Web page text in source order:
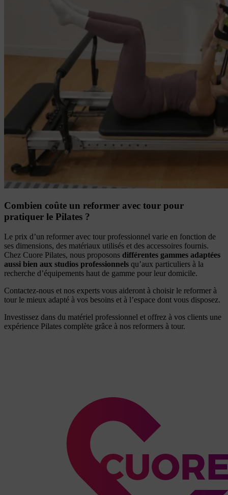
Combien coûte un reformer avec tour pour
pratiquer le Pilates ?
Le prix d’un reformer avec tour professionnel varie en fonction de
ses dimensions, des matériaux utilisés et des accessoires fournis.
Chez Cuore Pilates, nous proposons différentes gammes adaptées
aussi bien aux studios professionnels qu’aux particuliers à la
recherche d’équipements haut de gamme pour leur domicile.
Contactez-nous et nos experts vous aideront à choisir le reformer à
tour le mieux adapté à vos besoins et à l’espace dont vous disposez.
Investissez dans du matériel professionnel et offrez à vos clients une
expérience Pilates complète grâce à nos reformers à tour.